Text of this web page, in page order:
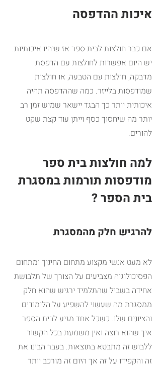
איכות ההדפסה
אם כבר חולצות לבית ספר אז שיהיו איכותיות.
יש היום אפשרות לחולצות עם הדפסת
מדבקה, חולצות עם הטבעה, או חולצות
שמודפסות בלייזר. כמה שההדפסה תהיה
איכותית יותר כך הבגד יישאר שמיש זמן רב
יותר מה שיחסוך כסף וייתן עוד קצת שקט
להורים.
למה חולצות בית ספר
מודפסות תורמות במסגרת
בית הספר ?
להרגיש חלק מהמסגרת
לא מעט אנשי מקצוע מתחום החינוך ומתחום
הפסיכולוגיה מצביעים על הצורך של תלבושת
אחידה בשביל שהתלמיד ירגיש שהוא חלק
ממסגרת מה שעשוי להשפיע על הלימודים
והציונים שלו. כשכל אחד מגיע לבית הספר
איך שהוא רוצה ואין משמעת בכל הקשור
ללבוש זה מתבטא בתוצאות. בעבר הבינו את
זה והקפידו על זה אך היום זה מורכב יותר